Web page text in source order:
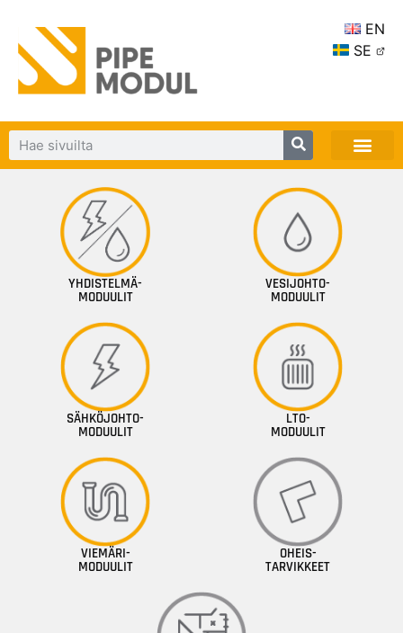
EN
SE
YHDISTELMÄ-
MODUULIT
VESIJOHTO-
MODUULIT
SÄHKÖJOHTO-
MODUULIT
LTO-
MODUULIT
VIEMÄRI-
MODUULIT
OHEIS-
TARVIKKEET